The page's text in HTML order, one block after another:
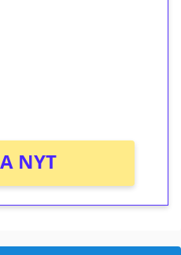
NYT